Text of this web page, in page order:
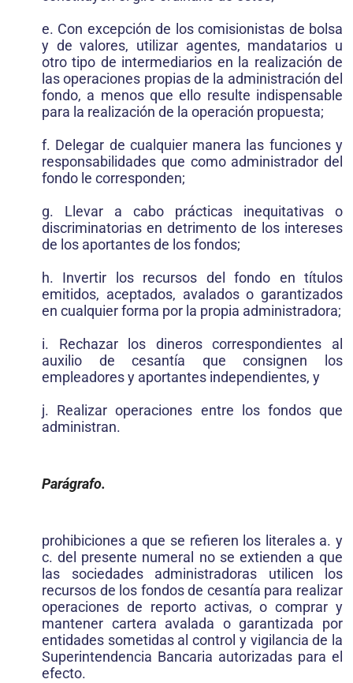
e. Con excepción de los comisionistas de bolsa
y de valores, utilizar agentes, mandatarios u
otro tipo de intermediarios en la realización de
las operaciones propias de la administración del
fondo, a menos que ello resulte indispensable
para la realización de la operación propuesta;
f. Delegar de cualquier manera las funciones y
responsabilidades que como administrador del
fondo le corresponden;
g. Llevar a cabo prácticas inequitativas o
discriminatorias en detrimento de los intereses
de los aportantes de los fondos;
h. Invertir los recursos del fondo en títulos
emitidos, aceptados, avalados o garantizados
en cualquier forma por la propia administradora;
i. Rechazar los dineros correspondientes al
auxilio de cesantía que consignen los
empleadores y aportantes independientes, y
j. Realizar operaciones entre los fondos que
administran.
Parágrafo.
prohibiciones a que se refieren los literales a. y
c. del presente numeral no se extienden a que
las sociedades administradoras utilicen los
recursos de los fondos de cesantía para realizar
operaciones de reporto activas, o comprar y
mantener cartera avalada o garantizada por
entidades sometidas al control y vigilancia de la
Superintendencia Bancaria autorizadas para el
efecto.